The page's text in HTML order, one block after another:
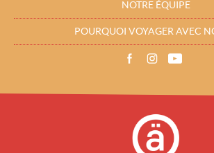
NOTRE ÉQUIPE
POURQUOI VOYAGER AVEC